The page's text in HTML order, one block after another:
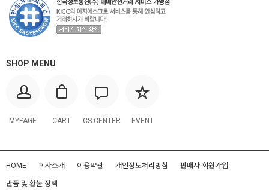
SHOP MENU
MYPAGE CART CS CENTER EVENT
HOME 회사소개 이용약관 개인정보처리방침 판매자 회원가입
반품 및 환불 정책